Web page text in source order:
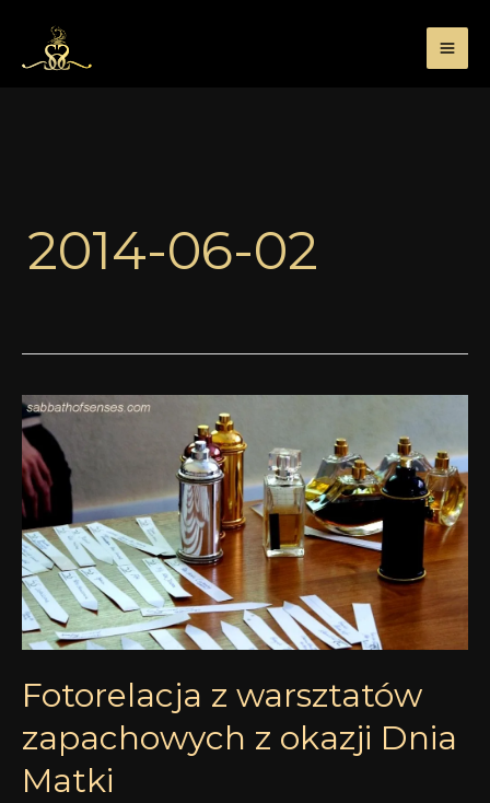
treści
2014-06-02
Fotorelacja z warsztatów
zapachowych z okazji Dnia
Matki
Fotorelacja
z
warsztatów
zapachowych
z
okazji
Dnia
Matki